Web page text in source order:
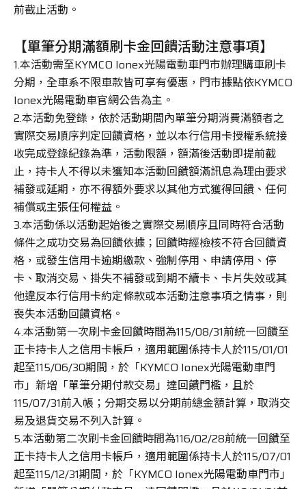
前截止活動。
【單筆分期滿額刷卡金回饋活動注意事項】
1.本活動需至KYMCO Ionex光陽電動車門市辦理購車刷卡
分期，全車系不限車款皆可享有優惠，門市據點依KYMCO
Ionex光陽電動車官網公告為主。
2.本活動免登錄，依於活動期間內單筆分期消費滿額者之
實際交易順序判定回饋資格，並以本行信用卡授權系統接
收完成登錄紀錄為準，活動限額，額滿後活動即提前截
止，持卡人不得以未獲知本活動回饋額滿訊息為理由要求
補發或延期，亦不得額外要求以其他方式獲得回饋、任何
補償或主張任何權益。
3.本活動係以活動起始後之實際交易順序且同時符合活動
條件之成功交易為回饋依據；回饋時經檢核不符合回饋資
格，或發生信用卡逾期繳款、強制停用、申請停用、停
卡、取消交易、掛失不補發或到期不續卡、卡片失效或其
他違反本行信用卡約定條款或本活動注意事項之情事，則
喪失本活動回饋資格。
4.本活動第一次刷卡金回饋時間為115/08/31前統一回饋至
正卡持卡人之信用卡帳戶，適用範圍係持卡人於115/01/01
起至115/06/30期間，於「KYMCO Ionex光陽電動車門
市」新增「單筆分期付款交易」達回饋門檻，且於
115/07/31前入帳；分期交易以分期前總金額計算，取消交
易及退貨交易不列入計算。
5.本活動第二次刷卡金回饋時間為116/02/28前統一回饋至
正卡持卡人之信用卡帳戶，適用範圍係持卡人於115/07/01
起至115/12/31期間，於「KYMCO Ionex光陽電動車門市」